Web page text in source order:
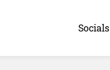
Socials